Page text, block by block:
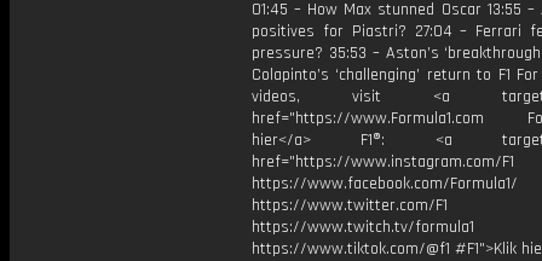
01:45 – How Max stunned Oscar 13:55
positives for Piastri? 27:04 – Ferrari
pressure? 35:53 – Aston’s
Colapinto’s ‘challenging’ return to F1
videos, visit <a
href="https://www.Formula1.com
hier</a> F1®: <a
href="https://www.instagram.com/F1
https://www.facebook.com/Formula1/
https://www.twitter.com/F1
https://www.twitch.tv/formula1
https://www.tiktok.com/@f1 #F1">Klik